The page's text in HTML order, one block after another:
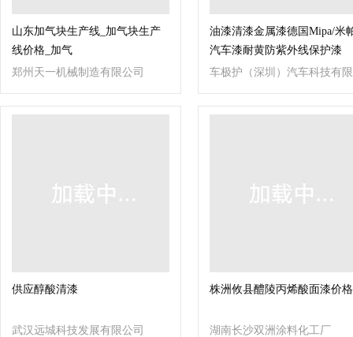
山东加气块生产线_加气块生产
线价格_加气
郑州天一机械制造有限公司
油漆清漆金属漆德国Mipa/米
汽车漆耐黄防紫外线保护漆
车极护（深圳）汽车科技有限
公司
供应醇酸清漆
武汉远城科技发展有限公司
株洲攸县醴陵丙烯酸面漆价格
湖南长沙双洲涂料化工厂